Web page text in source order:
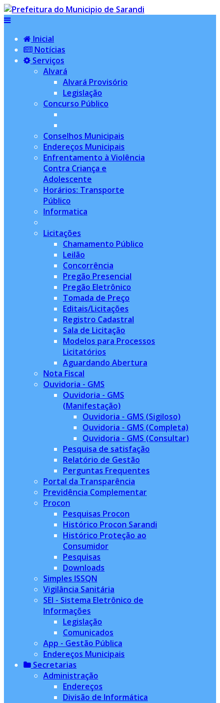
Inicial
Notícias
Serviços
Alvará
Alvará Provisório
Legislação
Concurso Público
Conselhos Municipais
Endereços Municipais
Enfrentamento à Violência
Contra Criança e
Adolescente
Horários: Transporte
Público
Informatica
Licitações
Chamamento Público
Leilão
Concorrência
Pregão Presencial
Pregão Eletrônico
Tomada de Preço
Editais/Licitações
Registro Cadastral
Sala de Licitação
Modelos para Processos
Licitatórios
Aguardando Abertura
Nota Fiscal
Ouvidoria - GMS
Ouvidoria - GMS
(Manifestação)
Ouvidoria - GMS (Sigiloso)
Ouvidoria - GMS (Completa)
Ouvidoria - GMS (Consultar)
Pesquisa de satisfação
Relatório de Gestão
Perguntas Frequentes
Portal da Transparência
Previdência Complementar
Procon
Pesquisas Procon
Histórico Procon Sarandi
Histórico Proteção ao
Consumidor
Pesquisas
Downloads
Simples ISSQN
Vigilância Sanitária
SEI - Sistema Eletrônico de
Informações
Legislação
Comunicados
App - Gestão Pública
Endereços Municipais
Secretarias
Administração
Endereços
Divisão de Informática